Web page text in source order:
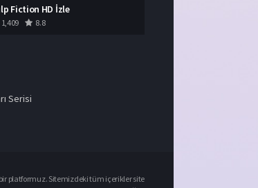
Fiction HD İzle
1,409 8.8
Serisi
platformuz. Sitemizdeki tüm içerikler site